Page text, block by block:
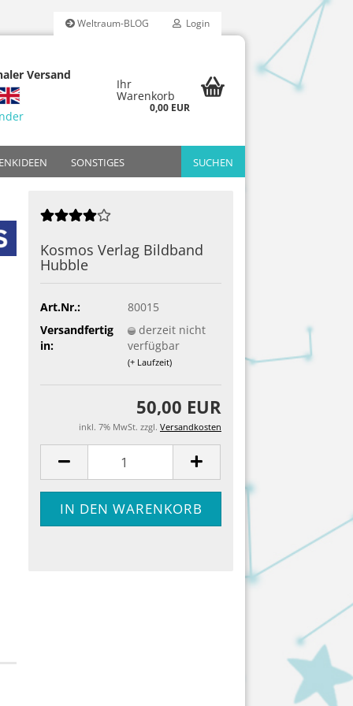
Weltraum-BLOG Login
Versand
Ihr
Warenkorb
0,00 EUR
Celestron
Meade
Omegon
Skywatcher
Sets
H-Beta Filter
UHC-Filter
SONSTIGES SUCHEN
Kosmos Verlag Bildband
Hubble
Art.Nr.:
80015
Versandfertig
in:
derzeit nicht
verfügbar
(+ Laufzeit)
50,00 EUR
inkl. 7% MwSt. zzgl. Versandkosten